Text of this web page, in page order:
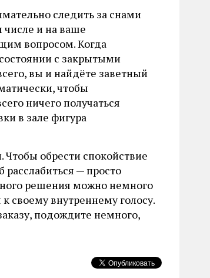
следить за снами
числе и на ваше
вопросом. Когда
с закрытыми
вы и найдёте заветный
чтобы
ничего получаться
в зале фигура
Чтобы обрести спокойствие
расслабиться — просто
решения можно немного
своему внутреннему голосу.
подождите немного,